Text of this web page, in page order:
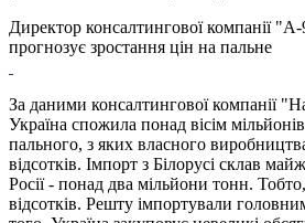
Директор консалтингової компанії
прогнозує зростання цін на пальне
За даними консалтингової компанії
Україна спожила понад вісім
пального, з яких власного
відсотків. Імпорт з Білорусі склав
Росії - понад два мільйони тонн.
відсотків. Решту імпортували